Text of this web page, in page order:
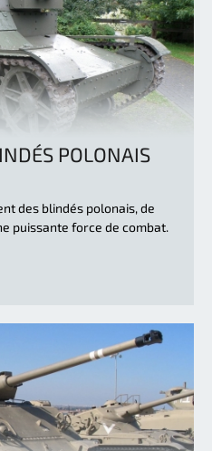
POLONAIS
des blindés polonais, de
puissante force de combat.